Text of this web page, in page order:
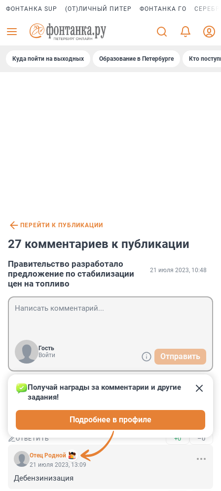
ФОНТАНКА SUP (ОТ)ЛИЧНЫЙ ПИТЕР ФОНТАНКА ГО
Куда пойти на выходных Образование в Петербурге Кто
ПЕРЕЙТИ К ПУБЛИКАЦИИ
27 комментариев к публикации
Правительство разработало
предложение по стабилизации
цен на топливо
21 июля 2023, 10:48
Гость
Войти
Отправить
Гость
21 июля 2023, 15:30
Если их меры приведут к такому же снижению цен,
что в прошлый раз, то лучше не надо.
ОТВЕТИТЬ +0 –0
Отец Родной
Получай награды за комментарии и другие
задания!
Подробнее в профиле
21 июля 2023, 13:09
Дебензинизация